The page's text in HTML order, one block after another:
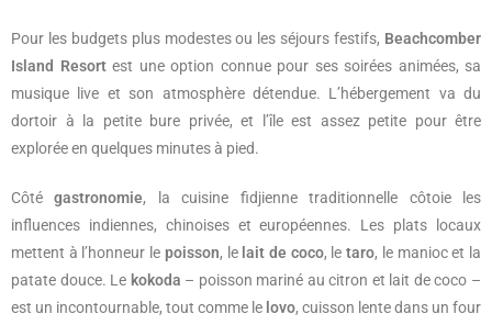
Pour les budgets plus modestes ou les séjours festifs, Beachcomber
Island Resortest une option connue pour ses soirées animées, sa
musique live et son atmosphère détendue. L’hébergement va du
dortoir à la petite bure privée, et l’île est assez petite pour être
explorée en quelques minutes à pied.
Côtégastronomie, la cuisine fidjienne traditionnelle côtoie les
influences indiennes, chinoises et européennes. Les plats locaux
mettent à l’honneur le poisson, le lait de coco, letaro, le manioc et la
patate douce. Le kokoda – poisson mariné au citron et lait de coco –
est un incontournable, tout comme le lovo, cuisson lente dans un four